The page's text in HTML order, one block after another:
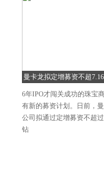
曼卡龙拟定增募资不超
季度下
6年IPO才闯关成功的珠宝
有新的募资计划。日前，
公司拟通过定增募资不超
钻